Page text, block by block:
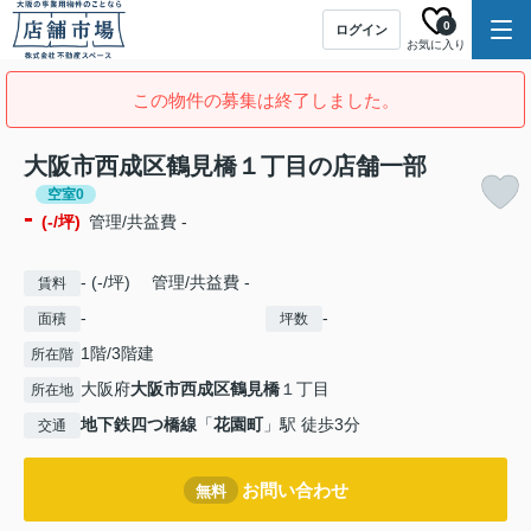
ログイン
お気に入り
0
この物件の募集は終了しました。
大阪市西成区鶴見橋１丁目の店舗一部
空室0
- (-/坪) 管理/共益費 -
賃料 - (-/坪) 管理/共益費 -
面積 - 坪数 -
所在階 1階/3階建
所在地 大阪府大阪市西成区鶴見橋 １丁目
交通 地下鉄四つ橋線 「花園町」駅 徒歩3分
無料 お問い合わせ